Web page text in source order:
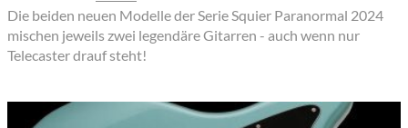
Die beiden neuen Modelle der Serie Squier Paranormal 2024
mischen jeweils zwei legendäre Gitarren - auch wenn nur
Telecaster drauf steht!